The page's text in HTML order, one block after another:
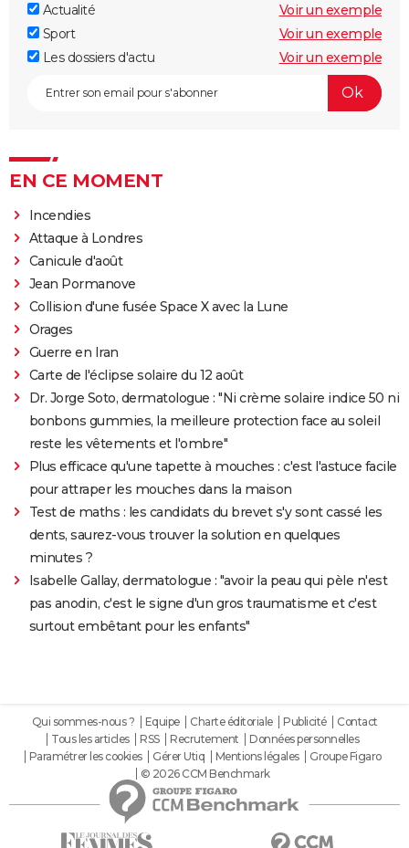
Actualité
Voir un exemple
Sport
Voir un exemple
Les dossiers d'actu
Voir un exemple
EN CE MOMENT
Incendies
Attaque à Londres
Canicule d'août
Jean Pormanove
Collision d'une fusée Space X avec la Lune
Orages
Guerre en Iran
Carte de l'éclipse solaire du 12 août
Dr. Jorge Soto, dermatologue : "Ni crème solaire indice 50 ni
bonbons gummies, la meilleure protection face au soleil
reste les vêtements et l'ombre"
Plus efficace qu'une tapette à mouches : c'est l'astuce facile
pour attraper les mouches dans la maison
Test de maths : les candidats du brevet s'y sont cassé les
dents, saurez-vous trouver la solution en quelques
minutes ?
Isabelle Gallay, dermatologue : "avoir la peau qui pèle n'est
pas anodin, c'est le signe d'un gros traumatisme et c'est
surtout embêtant pour les enfants"
Qui sommes-nous ? Equipe Charte éditoriale Publicité
Contact
Tous les articles
RSS Recrutement
Données personnelles
Paramétrer les cookies
Gérer Utiq Mentions légales
Groupe Figaro
© 2026 CCM Benchmark